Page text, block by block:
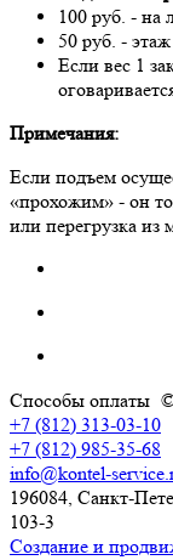
100 руб. - на
50 руб. -
Если вес 1
Примечания:
Если подъем
«прохожим» - он
или перегрузка
Способы оплаты
+7 (812) 313-03-10
+7 (812) 985-35-68
info@kontel-
196084, Санкт-
103-3
Создание и